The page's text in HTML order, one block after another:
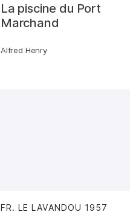
La piscine du Port
Marchand
Alfred Henry
FR. LE LAVANDOU 1957